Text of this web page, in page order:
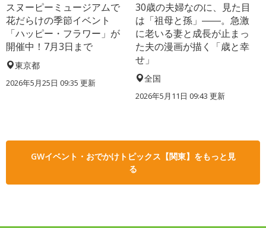
スヌーピーミュージアムで
花だらけの季節イベント
「ハッピー・フラワー」が
開催中！7月3日まで
東京都
2026年5月25日 09:35 更新
30歳の夫婦なのに、見た目
は「祖母と孫」――。急激
に老いる妻と成長が止まっ
た夫の漫画が描く「歳と幸
せ」
全国
2026年5月11日 09:43 更新
GWイベント・おでかけトピックス【関東】をもっと見
る